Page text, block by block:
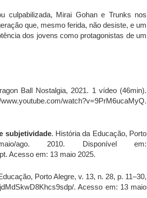
culpabilizada, Mirai Gohan e Trunks nos
que, mesmo ferida, não desiste, e um
dos jovens como protagonistas de um
Ball Nostalgia, 2021. 1 vídeo (46min).
watch?v=9PrM6ucaMyQ.
subjetividade. História da Educação, Porto
2010. Disponível em:
Acesso em: 13 maio 2025.
Porto Alegre, v. 13, n. 28, p. 11–30,
. Acesso em: 13 maio